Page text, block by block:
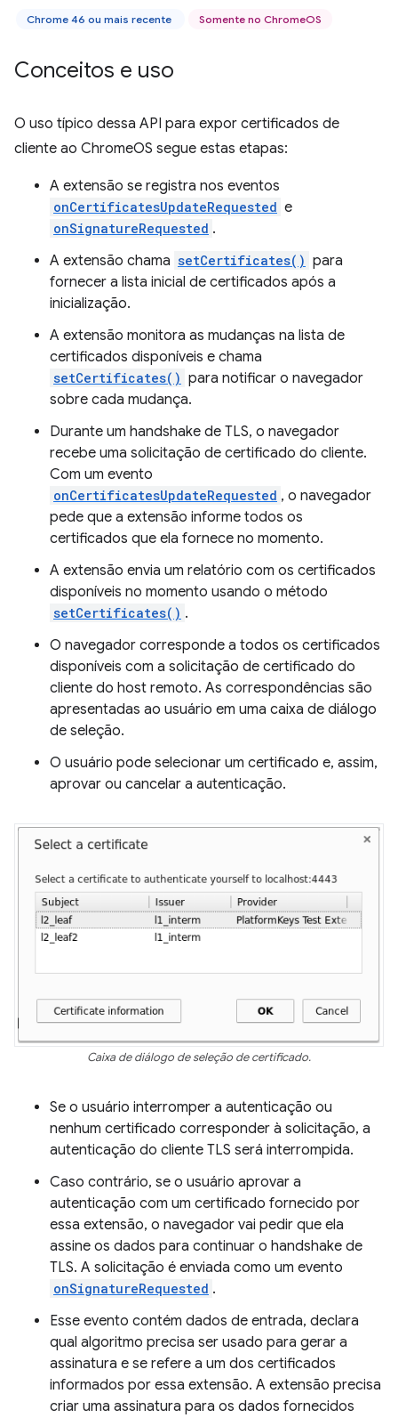
Chrome 46 ou mais recente Somente no ChromeOS
Conceitos e uso
O uso típico dessa API para expor certificados de
cliente ao ChromeOS segue estas etapas:
A extensão se registra nos eventos
onCertificatesUpdateRequested e
onSignatureRequested .
A extensão chama setCertificates() para
fornecer a lista inicial de certificados após a
inicialização.
A extensão monitora as mudanças na lista de
certificados disponíveis e chama
setCertificates() para notificar o navegador
sobre cada mudança.
Durante um handshake de TLS, o navegador
recebe uma solicitação de certificado do cliente.
Com um evento
onCertificatesUpdateRequested , o navegador
pede que a extensão informe todos os
certificados que ela fornece no momento.
A extensão envia um relatório com os certificados
disponíveis no momento usando o método
setCertificates() .
O navegador corresponde a todos os certificados
disponíveis com a solicitação de certificado do
cliente do host remoto. As correspondências são
apresentadas ao usuário em uma caixa de diálogo
de seleção.
O usuário pode selecionar um certificado e, assim,
aprovar ou cancelar a autenticação.
Caixa de diálogo de seleção de certificado.
Se o usuário interromper a autenticação ou
nenhum certificado corresponder à solicitação, a
autenticação do cliente TLS será interrompida.
Caso contrário, se o usuário aprovar a
autenticação com um certificado fornecido por
essa extensão, o navegador vai pedir que ela
assine os dados para continuar o handshake de
TLS. A solicitação é enviada como um evento
onSignatureRequested .
Esse evento contém dados de entrada, declara
qual algoritmo precisa ser usado para gerar a
assinatura e se refere a um dos certificados
informados por essa extensão. A extensão precisa
criar uma assinatura para os dados fornecidos